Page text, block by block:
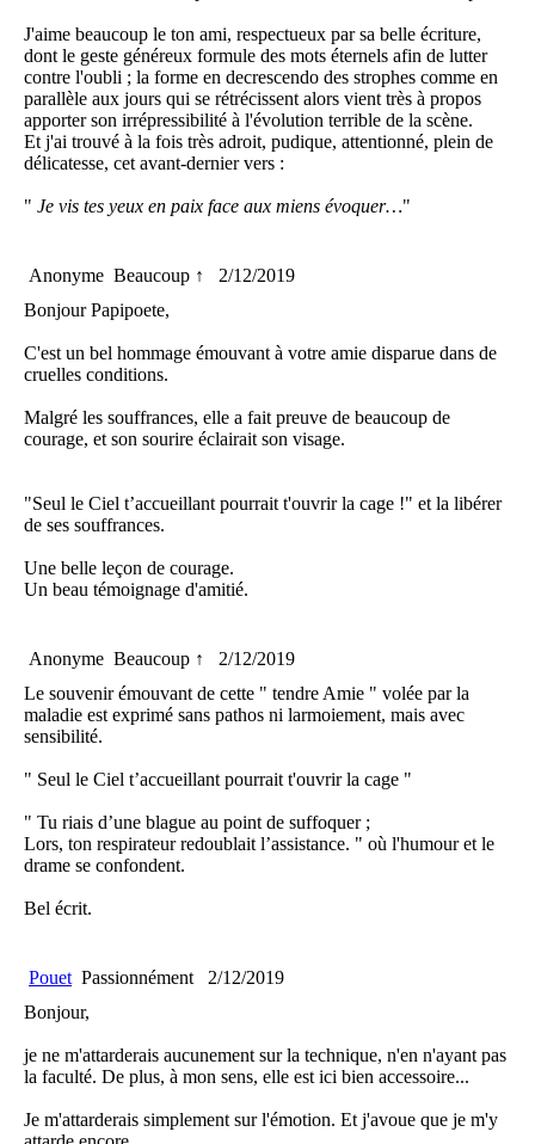
J'aime beaucoup le ton ami, respectueux par sa belle écriture,
dont le geste généreux formule des mots éternels afin de lutter
contre l'oubli ; la forme en decrescendo des strophes comme en
parallèle aux jours qui se rétrécissent alors vient très à propos
apporter son irrépressibilité à l'évolution terrible de la scène.
Et j'ai trouvé à la fois très adroit, pudique, attentionné, plein de
délicatesse, cet avant-dernier vers :
" Je vis tes yeux en paix face aux miens évoquer…"
Anonyme Beaucoup ↑
2/12/2019
Bonjour Papipoete,
C'est un bel hommage émouvant à votre amie disparue dans de
cruelles conditions.
Malgré les souffrances, elle a fait preuve de beaucoup de
courage, et son sourire éclairait son visage.
"Seul le Ciel t’accueillant pourrait t'ouvrir la cage !" et la libérer
de ses souffrances.
Une belle leçon de courage.
Un beau témoignage d'amitié.
Anonyme Beaucoup ↑
2/12/2019
Le souvenir émouvant de cette " tendre Amie " volée par la
maladie est exprimé sans pathos ni larmoiement, mais avec
sensibilité.
" Seul le Ciel t’accueillant pourrait t'ouvrir la cage "
" Tu riais d’une blague au point de suffoquer ;
Lors, ton respirateur redoublait l’assistance. " où l'humour et le
drame se confondent.
Bel écrit.
Pouet Passionnément
2/12/2019
Bonjour,
je ne m'attarderais aucunement sur la technique, n'en n'ayant pas
la faculté. De plus, à mon sens, elle est ici bien accessoire...
Je m'attarderais simplement sur l'émotion. Et j'avoue que je m'y